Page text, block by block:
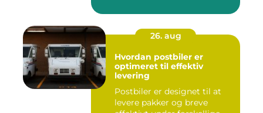
26. aug
Hvordan postbiler er
optimeret til effektiv
levering
Postbiler er designet til at
levere pakker og breve